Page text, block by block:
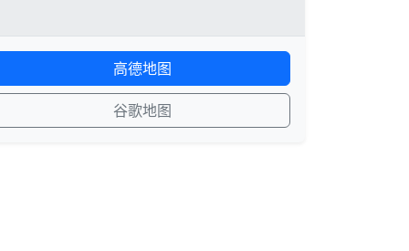
高德地图
谷歌地图